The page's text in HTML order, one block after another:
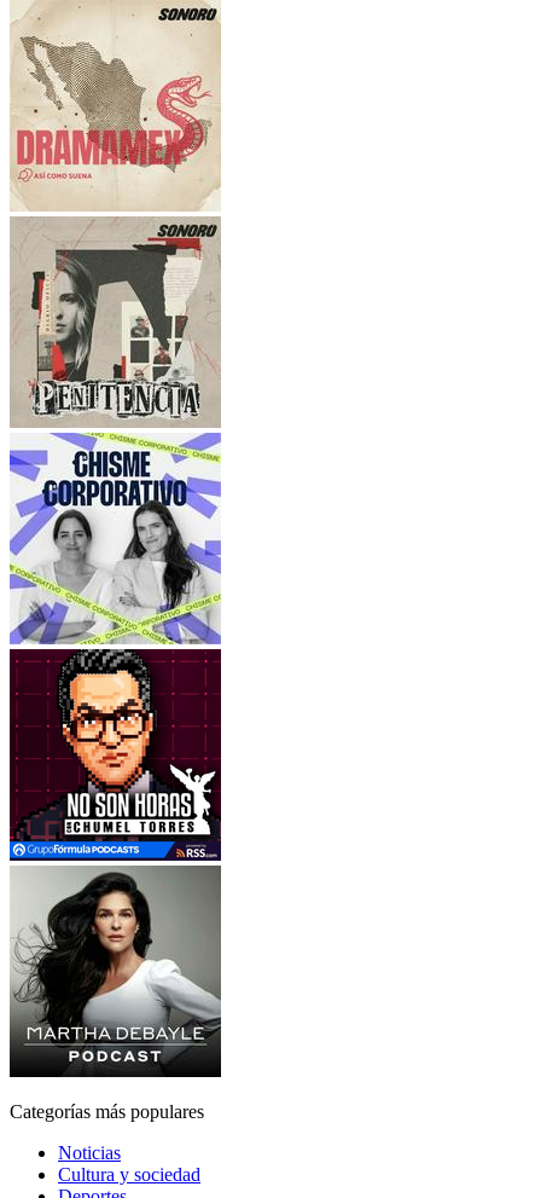
Categorías más populares
Noticias
Cultura y sociedad